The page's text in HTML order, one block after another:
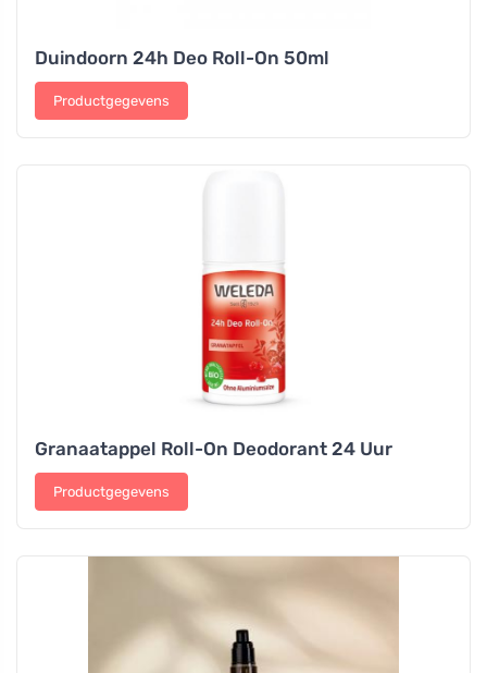
Duindoorn 24h Deo Roll-On 50ml
Productgegevens
Granaatappel Roll-On Deodorant 24 Uur
Productgegevens